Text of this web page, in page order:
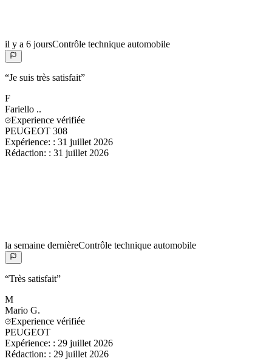
il y a 6 joursContrôle technique automobile
“Je suis très satisfait”
F
Fariello ..
Experience vérifiée
PEUGEOT 308
Expérience: : 31 juillet 2026
Rédaction: : 31 juillet 2026
la semaine dernièreContrôle technique automobile
“Très satisfait”
M
Mario G.
Experience vérifiée
PEUGEOT
Expérience: : 29 juillet 2026
Rédaction: : 29 juillet 2026